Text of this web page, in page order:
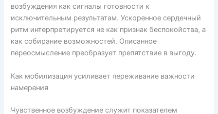
возбуждения как сигналы готовности к
исключительным результатам. Ускоренное сердечный
ритм интерпретируется не как признак беспокойства, а
как собирание возможностей. Описанное
переосмысление преобразует препятствие в выгоду.
Как мобилизация усиливает переживание важности
намерения
Чувственное возбуждение служит показателем